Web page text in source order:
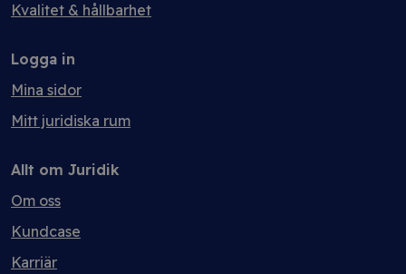
Kvalitet & hållbarhet
Logga in
Mina sidor
Mitt juridiska rum
Allt om Juridik
Om oss
Kundcase
Karriär